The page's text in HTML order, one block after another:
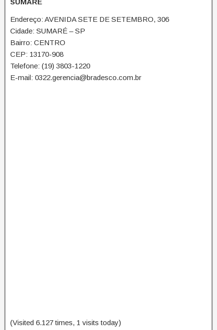
SUMARÉ
Endereço: AVENIDA SETE DE SETEMBRO, 306
Cidade: SUMARÉ – SP
Bairro: CENTRO
CEP: 13170-908
Telefone: (19) 3803-1220
E-mail: 0322.gerencia@bradesco.com.br
(Visited 6.127 times, 1 visits today)